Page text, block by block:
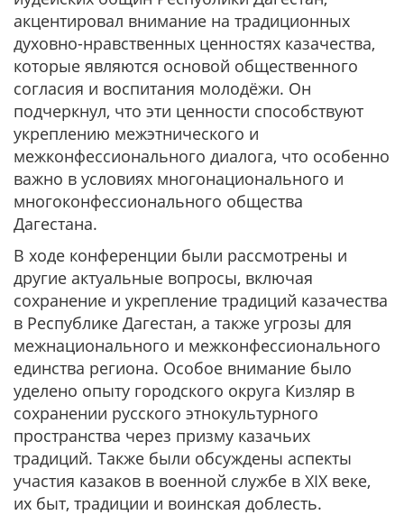
акцентировал внимание на традиционных
духовно-нравственных ценностях казачества,
которые являются основой общественного
согласия и воспитания молодёжи. Он
подчеркнул, что эти ценности способствуют
укреплению межэтнического и
межконфессионального диалога, что особенно
важно в условиях многонационального и
многоконфессионального общества
Дагестана.
В ходе конференции были рассмотрены и
другие актуальные вопросы, включая
сохранение и укрепление традиций казачества
в Республике Дагестан, а также угрозы для
межнационального и межконфессионального
единства региона. Особое внимание было
уделено опыту городского округа Кизляр в
сохранении русского этнокультурного
пространства через призму казачьих
традиций. Также были обсуждены аспекты
участия казаков в военной службе в XIX веке,
их быт, традиции и воинская доблесть.